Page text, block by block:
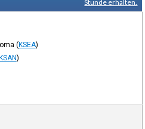
Stunde erhalten.
(KSEA)
)